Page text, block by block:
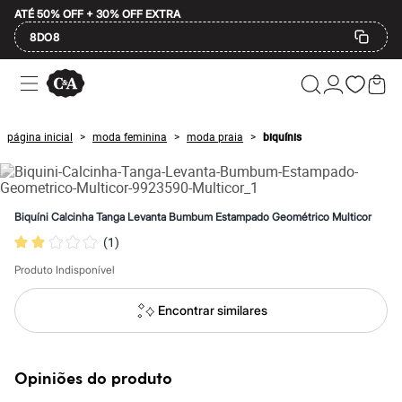
ATÉ 50% OFF + 30% OFF EXTRA
8DO8
Ofertas
Compre por Departamento
Masculino
Infantil
Calçados
Mindse7
Plus Size
Até 20% off
Até 40% off
Até 60% off
Feminino
Em alta
Inverno
Alfaiataria
Blusas e Camisetas
Básicos
página inicial > moda feminina > moda praia > biquínis
Biquíni Calcinha Tanga Levanta Bumbum Estampado Geométrico Multicor
(1)
Produto Indisponível
Encontrar similares
Opiniões do produto